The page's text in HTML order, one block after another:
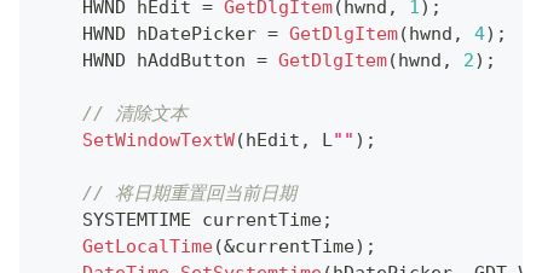
    HWND hEdit
= GetDlgItem(hwnd , 1) ;
    HWND hDatePicker
= GetDlgItem(hwnd , 4) ;
    HWND hAddButton
= GetDlgItem(hwnd , 2) ;
// 清除文本
SetWindowTextW(hEdit , L"" ) ;
// 将日期重置回当前日期
    SYSTEMTIME currentTime
;
GetLocalTime(&currentTime) ;